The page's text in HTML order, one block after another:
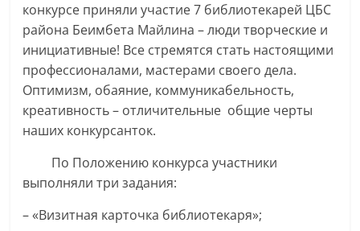
конкурсе приняли участие 7 библиотекарей ЦБС
района Беимбета Майлина – люди творческие и
инициативные! Все стремятся стать настоящими
профессионалами, мастерами своего дела.
Оптимизм, обаяние, коммуникабельность,
креативность – отличительные общие черты
наших конкурсанток.
По Положению конкурса участники
выполняли три задания:
– «Визитная карточка библиотекаря»;